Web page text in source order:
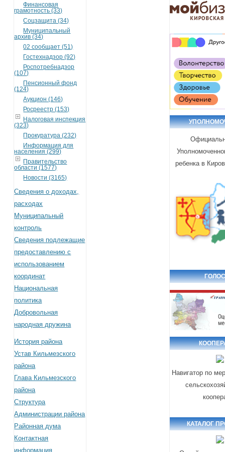
Финансовая
грамотность (33)
Соцзащита (34)
Муниципальный
архив (34)
02 сообщает (51)
Гостехнадзор (92)
Роспотребнадзор
(107)
Пенсионный фонд
(124)
Аукцион (146)
Росреестр (153)
Налоговая инспекция
(323)
Прокуратура (232)
Информация для
населения (299)
Правительство
области (1577)
Новости (3165)
Сведения о доходах,
расходах
Муниципальный
контроль
Сведения подлежащие
предоставлению с
использованием
координат
Национальная
политика
Добровольная
народная дружина
История района
Устав Кильмезского
района
Глава Кильмезского
района
Структура
Администрации района
Районная дума
Контактная
информация
ребенка в
Навигатор по
КАТАЛОГ